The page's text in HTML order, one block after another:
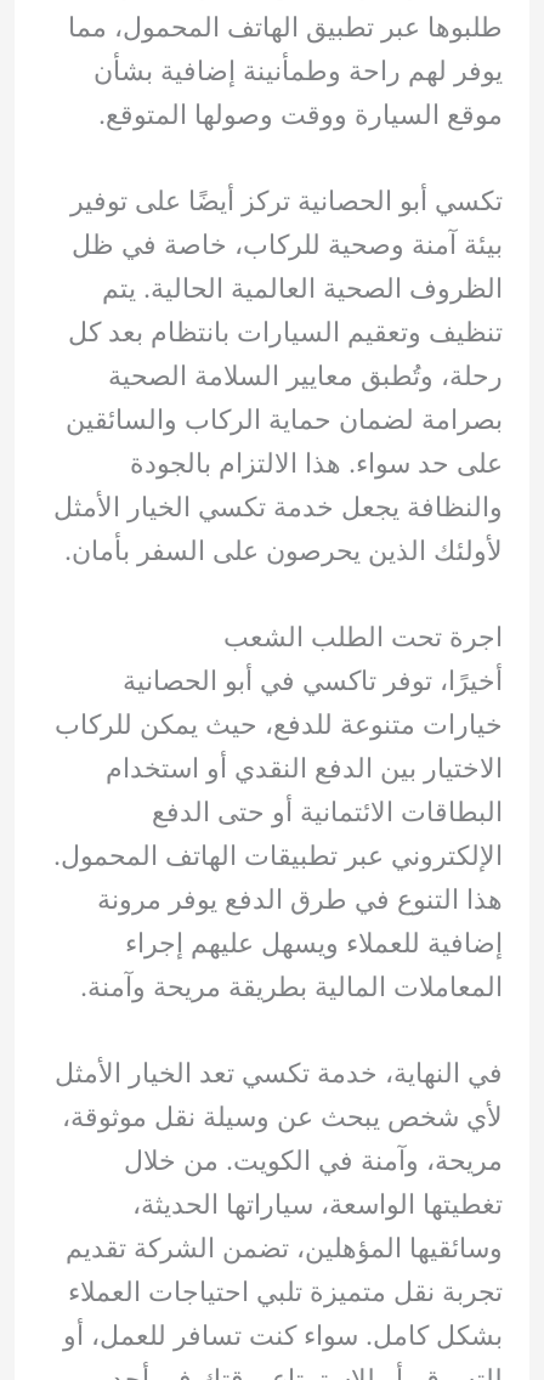
طلبوها عبر تطبيق الهاتف المحمول، مما
يوفر لهم راحة وطمأنينة إضافية بشأن
موقع السيارة ووقت وصولها المتوقع.
تكسي أبو الحصانية تركز أيضًا على توفير
بيئة آمنة وصحية للركاب، خاصة في ظل
الظروف الصحية العالمية الحالية. يتم
تنظيف وتعقيم السيارات بانتظام بعد كل
رحلة، وتُطبق معايير السلامة الصحية
بصرامة لضمان حماية الركاب والسائقين
على حد سواء. هذا الالتزام بالجودة
والنظافة يجعل خدمة تكسي الخيار الأمثل
لأولئك الذين يحرصون على السفر بأمان.
اجرة تحت الطلب الشعب
أخيرًا، توفر تاكسي في أبو الحصانية
خيارات متنوعة للدفع، حيث يمكن للركاب
الاختيار بين الدفع النقدي أو استخدام
البطاقات الائتمانية أو حتى الدفع
الإلكتروني عبر تطبيقات الهاتف المحمول.
هذا التنوع في طرق الدفع يوفر مرونة
إضافية للعملاء ويسهل عليهم إجراء
المعاملات المالية بطريقة مريحة وآمنة.
في النهاية، خدمة تكسي تعد الخيار الأمثل
لأي شخص يبحث عن وسيلة نقل موثوقة،
مريحة، وآمنة في الكويت. من خلال
تغطيتها الواسعة، سياراتها الحديثة،
وسائقيها المؤهلين، تضمن الشركة تقديم
تجربة نقل متميزة تلبي احتياجات العملاء
بشكل كامل. سواء كنت تسافر للعمل، أو